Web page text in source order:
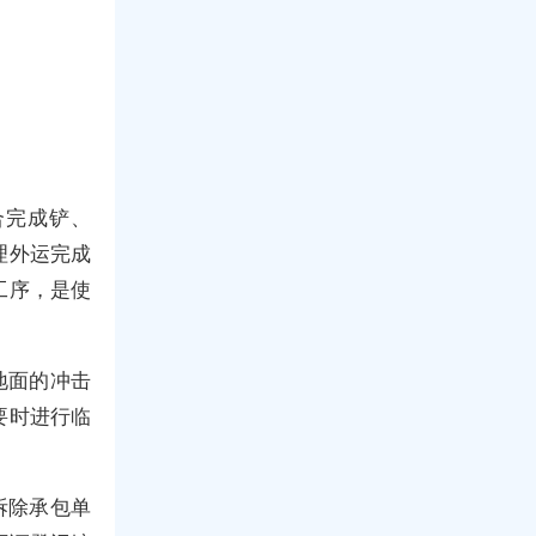
成铲、
外运完成
序，是使
面的冲击
时进行临
除承包单